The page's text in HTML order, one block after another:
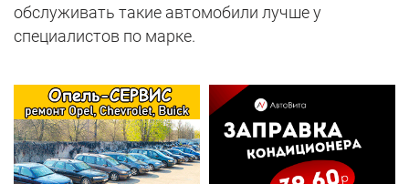
обслуживать такие автомобили лучше у
специалистов по марке.